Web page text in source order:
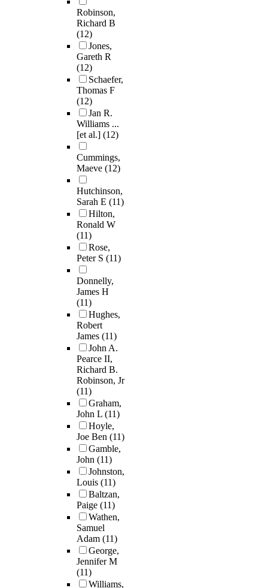
Robinson,
Richard B
(12)
Jones,
Gareth R
(12)
Schaefer,
Thomas F
(12)
Jan R.
Williams ...
[et al.] (12)
Cummings,
Maeve (12)
Hutchinson,
Sarah E (11)
Hilton,
Ronald W
(11)
Rose,
Peter S (11)
Donnelly,
James H
(11)
Hughes,
Robert
James (11)
John A.
Pearce II,
Richard B.
Robinson, Jr
(11)
Graham,
John L (11)
Hoyle,
Joe Ben (11)
Gamble,
John (11)
Johnston,
Louis (11)
Baltzan,
Paige (11)
Wathen,
Samuel
Adam (11)
George,
Jennifer M
(11)
Williams,